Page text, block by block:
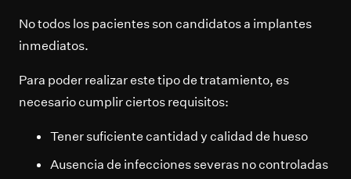
No todos los pacientes son candidatos a implantes
inmediatos.
Para poder realizar este tipo de tratamiento, es
necesario cumplir ciertos requisitos:
Tener suficiente cantidad y calidad de hueso
Ausencia de infecciones severas no controladas